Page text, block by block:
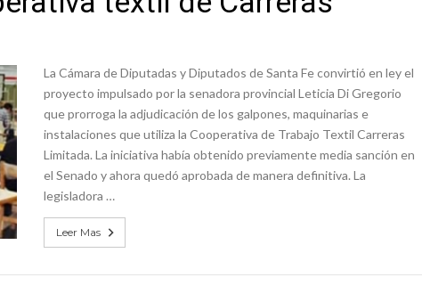
japonesa en la Biblioteca Popular Nosotros
La Cámara de Diputadas y Diputados de Santa Fe convirtió en ley el
proyecto impulsado por la senadora provincial Leticia Di Gregorio
que prorroga la adjudicación de los galpones, maquinarias e
instalaciones que utiliza la Cooperativa de Trabajo Textil Carreras
Limitada. La iniciativa había obtenido previamente media sanción en
el Senado y ahora quedó aprobada de manera definitiva. La
legisladora …
Leer Mas